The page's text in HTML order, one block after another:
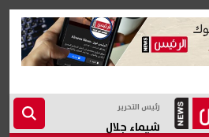
رئيس التحرير
شيماء جلال